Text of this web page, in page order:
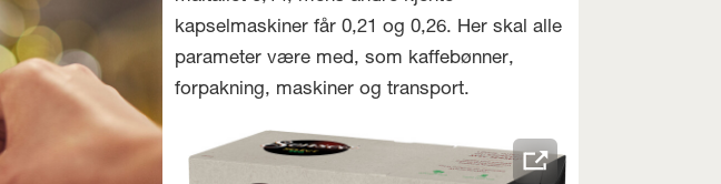
kapselmaskiner får 0,21 og 0,26. Her skal alle
parameter være med, som kaffebønner,
forpakning, maskiner og transport.